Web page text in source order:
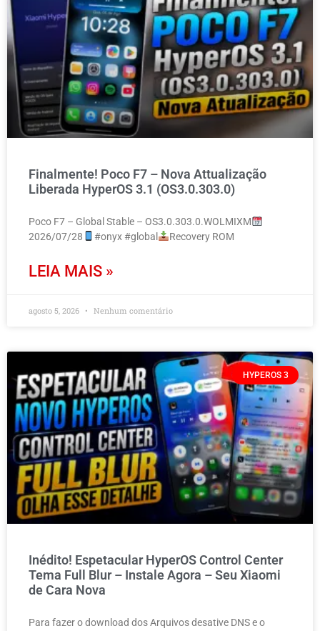
Finalmente! Poco F7 – Nova Attualização
Liberada HyperOS 3.1 (OS3.0.303.0)
Poco F7 – Global Stable – OS3.0.303.0.WOLMIXM
2026/07/28
#onyx #global Recovery ROM
LEIA MAIS »
agosto 5, 2026 Nenhum comentário
HYPEROS 3
Inédito! Espetacular HyperOS Control Center
Tema Full Blur – Instale Agora – Seu Xiaomi
de Cara Nova
Para fazer o download dos Arquivos desative DNS e o